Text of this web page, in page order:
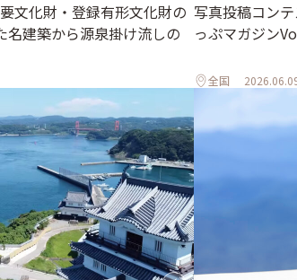
文化財・登録有形文化財の
名建築から源泉掛け流しの
写真投稿コン
っぷマガジン
全国